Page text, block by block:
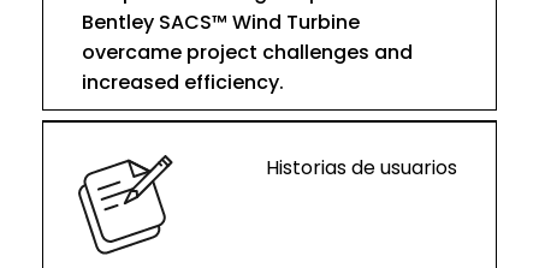
Bentley SACS™ Wind Turbine
overcame project challenges and
increased efficiency.
Historias de usuarios